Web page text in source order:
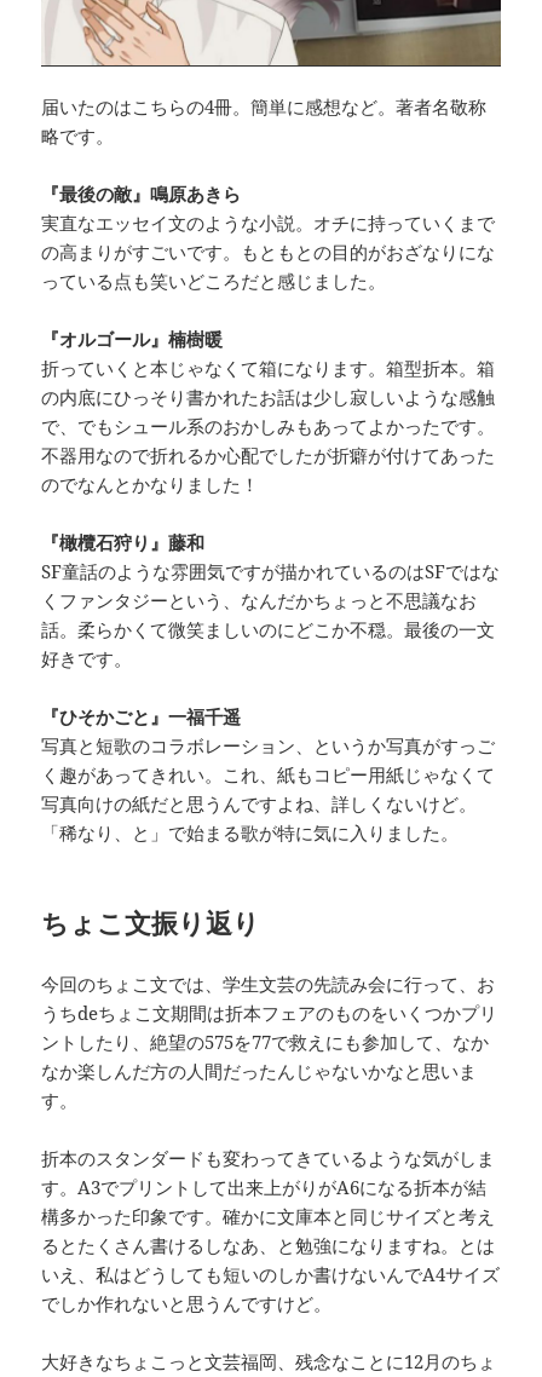
届いたのはこちらの4冊。簡単に感想など。著者名敬称
略です。
『最後の敵』鳴原あきら
実直なエッセイ文のような小説。オチに持っていくまで
の高まりがすごいです。もともとの目的がおざなりにな
っている点も笑いどころだと感じました。
『オルゴール』楠樹暖
折っていくと本じゃなくて箱になります。箱型折本。箱
の内底にひっそり書かれたお話は少し寂しいような感触
で、でもシュール系のおかしみもあってよかったです。
不器用なので折れるか心配でしたが折癖が付けてあった
のでなんとかなりました！
『橄欖石狩り』藤和
SF童話のような雰囲気ですが描かれているのはSFではな
くファンタジーという、なんだかちょっと不思議なお
話。柔らかくて微笑ましいのにどこか不穏。最後の一文
好きです。
『ひそかごと』一福千遥
写真と短歌のコラボレーション、というか写真がすっご
く趣があってきれい。これ、紙もコピー用紙じゃなくて
写真向けの紙だと思うんですよね、詳しくないけど。
「稀なり、と」で始まる歌が特に気に入りました。
ちょこ文振り返り
今回のちょこ文では、学生文芸の先読み会に行って、お
うちdeちょこ文期間は折本フェアのものをいくつかプリ
ントしたり、絶望の575を77で救えにも参加して、なか
なか楽しんだ方の人間だったんじゃないかなと思いま
す。
折本のスタンダードも変わってきているような気がしま
す。A3でプリントして出来上がりがA6になる折本が結
構多かった印象です。確かに文庫本と同じサイズと考え
るとたくさん書けるしなあ、と勉強になりますね。とは
いえ、私はどうしても短いのしか書けないんでA4サイズ
でしか作れないと思うんですけど。
大好きなちょこっと文芸福岡、残念なことに12月のちょ